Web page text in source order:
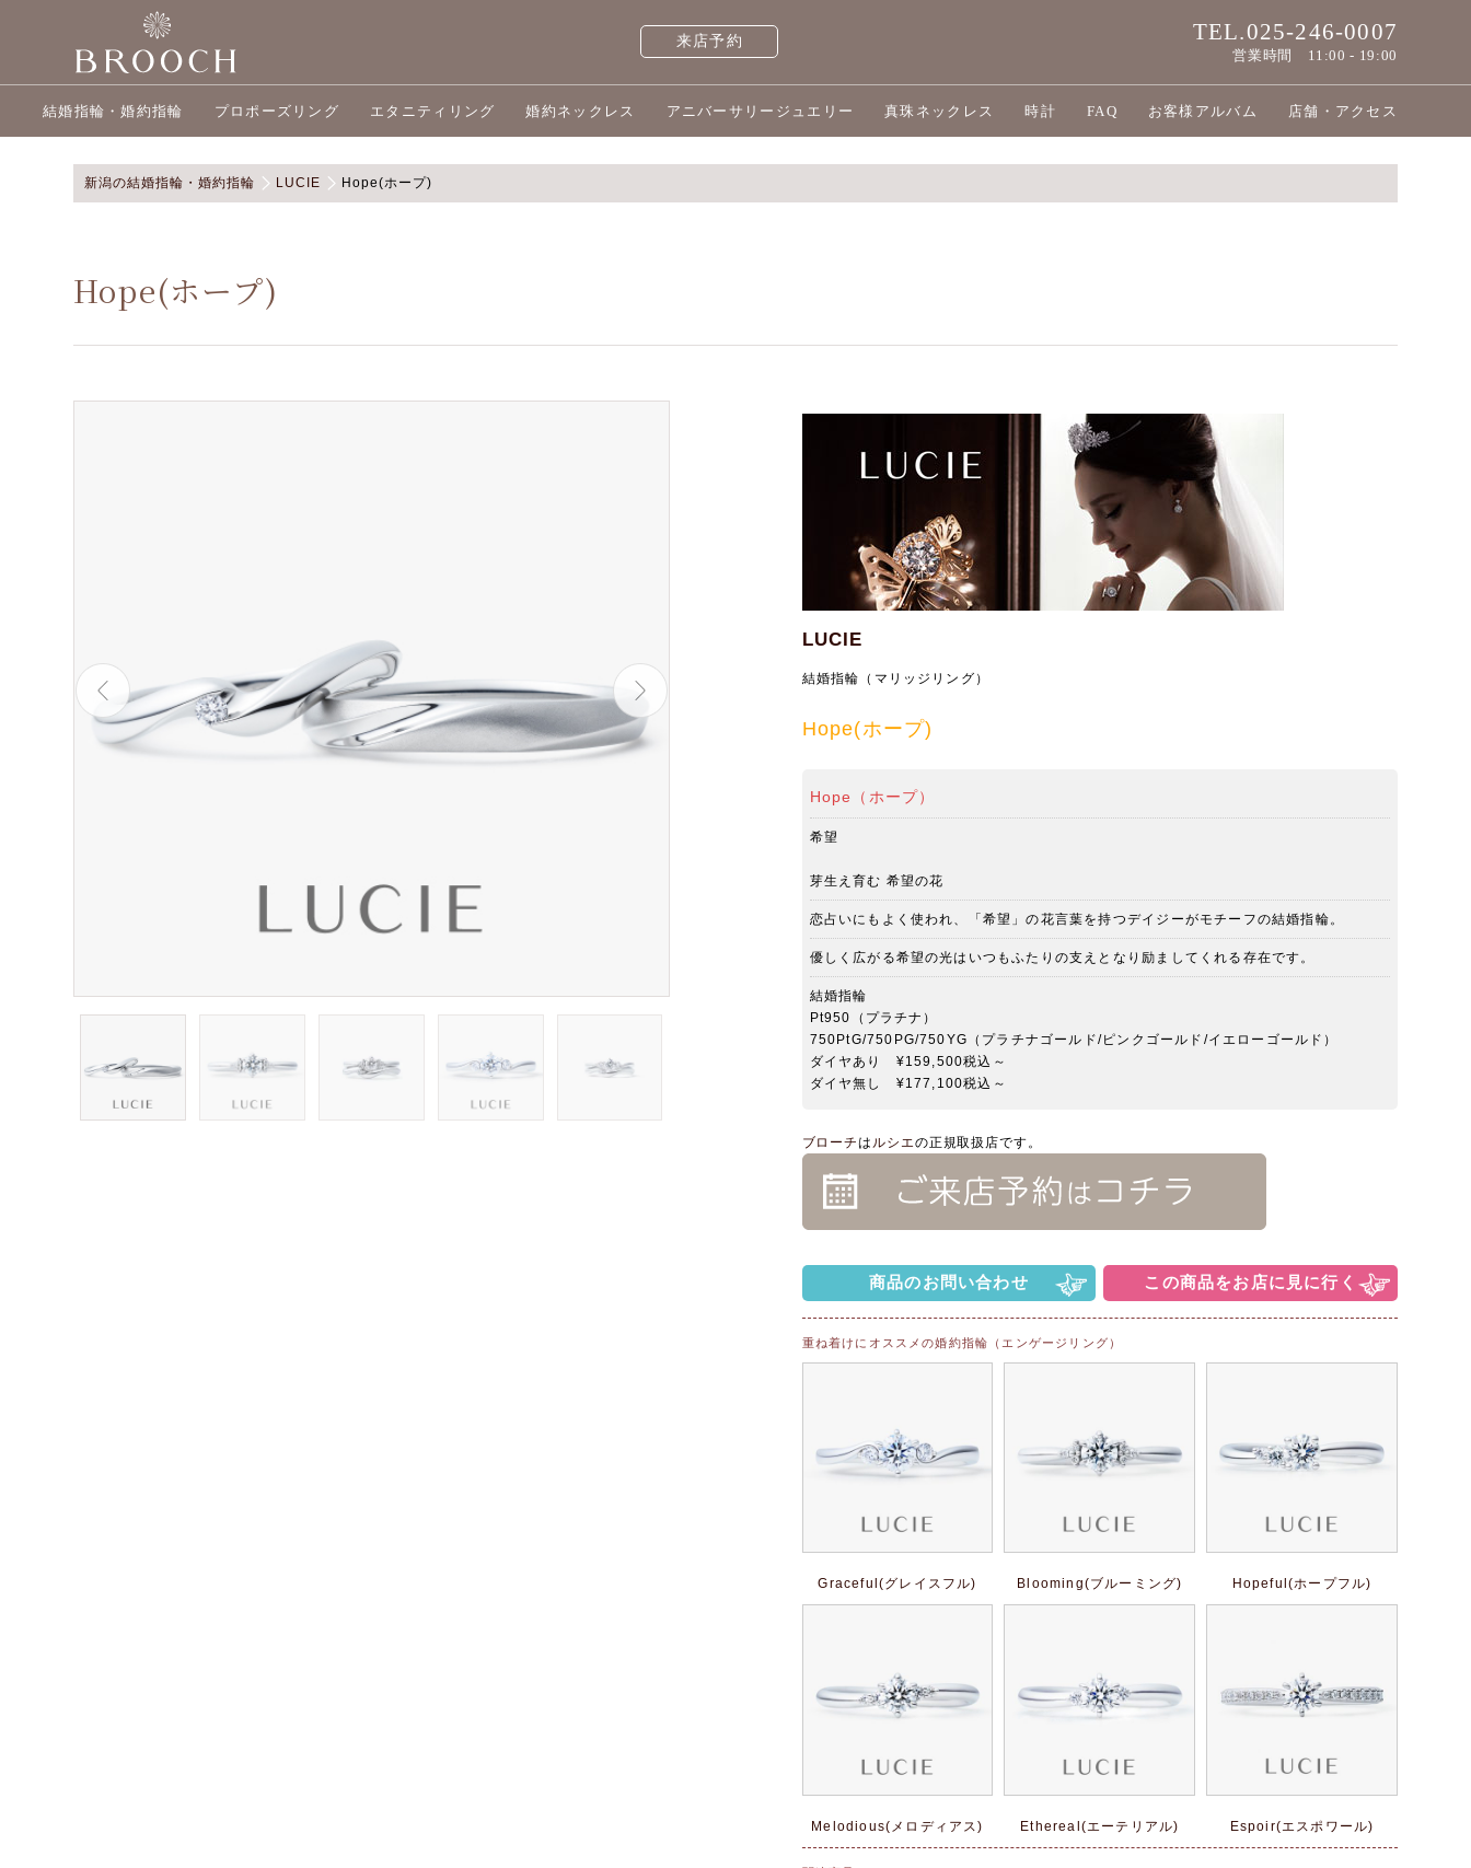
来店予約 TEL.025-246-0007
営業時間 11:00 - 19:00
結婚指輪・婚約指輪 プロポーズリング エタニティリング 婚約ネックレス アニバーサリージュエリー 真珠ネックレス 時計 FAQ お客様アルバム 店舗・アクセス
新潟の結婚指輪・婚約指輪 LUCIE Hope(ホープ)
Hope(ホープ)
LUCIE
結婚指輪（マリッジリング）
Hope(ホープ)
Hope（ホープ）
希望
芽生え育む 希望の花
恋占いにもよく使われ、「希望」の花言葉を持つデイジーがモチーフの結婚指輪。
優しく広がる希望の光はいつもふたりの支えとなり励ましてくれる存在です。
結婚指輪
Pt950（プラチナ）
750PtG/750PG/750YG（プラチナゴールド/ピンクゴールド/イエローゴールド）
ダイヤあり ¥159,500税込～
ダイヤ無し ¥177,100税込～
ブローチは ルシエの正規取扱店です。
商品のお問い合わせ この商品をお店に見に行く
重ね着けにオススメの婚約指輪（エンゲージリング）
Graceful(グレイスフル) Blooming(ブルーミング) Hopeful(ホープフル)
Melodious(メロディアス) Ethereal(エーテリアル) Espoir(エスポワール)